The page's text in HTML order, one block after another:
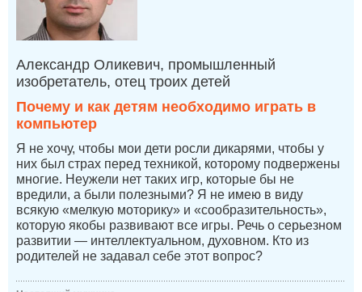
Александр Оликевич, промышленный
изобретатель, отец троих детей
Почему и как детям необходимо играть в
компьютер
Я не хочу, чтобы мои дети росли дикарями, чтобы у
них был страх перед техникой, которому подвержены
многие. Неужели нет таких игр, которые бы не
вредили, а были полезными? Я не имею в виду
всякую «мелкую моторику» и «сообразительность»,
которую якобы развивают все игры. Речь о серьезном
развитии — интеллектуальном, духовном. Кто из
родителей не задавал себе этот вопрос?